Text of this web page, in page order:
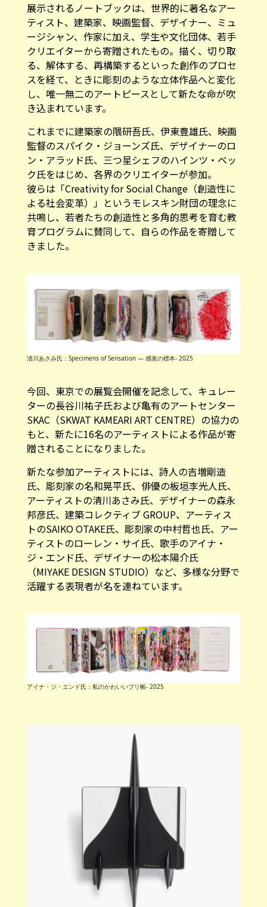
展示されるノートブックは、世界的に著名なアー
ティスト、建築家、映画監督、デザイナー、ミュ
ージシャン、作家に加え、学生や文化団体、若手
クリエイターから寄贈されたもの。描く、切り取
る、解体する、再構築するといった創作のプロセ
スを経て、ときに彫刻のような立体作品へと変化
し、唯一無二のアートピースとして新たな命が吹
き込まれています。
これまでに建築家の隈研吾氏、伊東豊雄氏、映画
監督のスパイク・ジョーンズ氏、デザイナーのロ
ン・アラッド氏、三つ星シェフのハインツ・ベッ
ク氏をはじめ、各界のクリエイターが参加。
彼らは「Creativity for Social Change（創造性に
よる社会変革）」というモレスキン財団の理念に
共鳴し、若者たちの創造性と多角的思考を育む教
育プログラムに賛同して、自らの作品を寄贈して
きました。
清川あさみ氏：Specimens of Sensation ― 感覚の標本- 2025
今回、東京での展覧会開催を記念して、キュレー
ターの長谷川祐子氏および亀有のアートセンター
SKAC（SKWAT KAMEARI ART CENTRE）の協力の
もと、新たに16名のアーティストによる作品が寄
贈されることになりました。
新たな参加アーティストには、詩人の吉増剛造
氏、彫刻家の名和晃平氏、俳優の板垣李光人氏、
アーティストの清川あさみ氏、デザイナーの森永
邦彦氏、建築コレクティブ GROUP、アーティス
トのSAIKO OTAKE氏、彫刻家の中村哲也氏、アー
ティストのローレン・サイ氏、歌手のアイナ・
ジ・エンド氏、デザイナーの松本陽介氏
（MIYAKE DESIGN STUDIO）など、多様な分野で
活躍する表現者が名を連ねています。
アイナ・ジ・エンド氏：私のかわいいプリ帳- 2025